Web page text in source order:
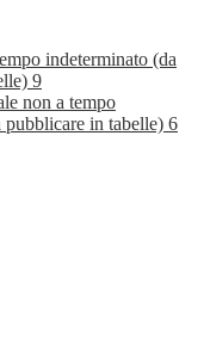
indeterminato (da
9
non a tempo
pubblicare in tabelle) 6